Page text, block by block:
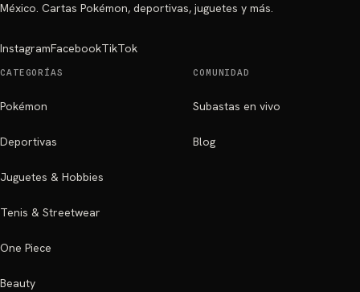
México. Cartas Pokémon, deportivas, juguetes y más.
InstagramFacebookTikTok
CATEGORÍAS
Pokémon
Deportivas
Juguetes & Hobbies
Tenis & Streetwear
One Piece
Beauty
COMUNIDAD
Subastas en vivo
Blog